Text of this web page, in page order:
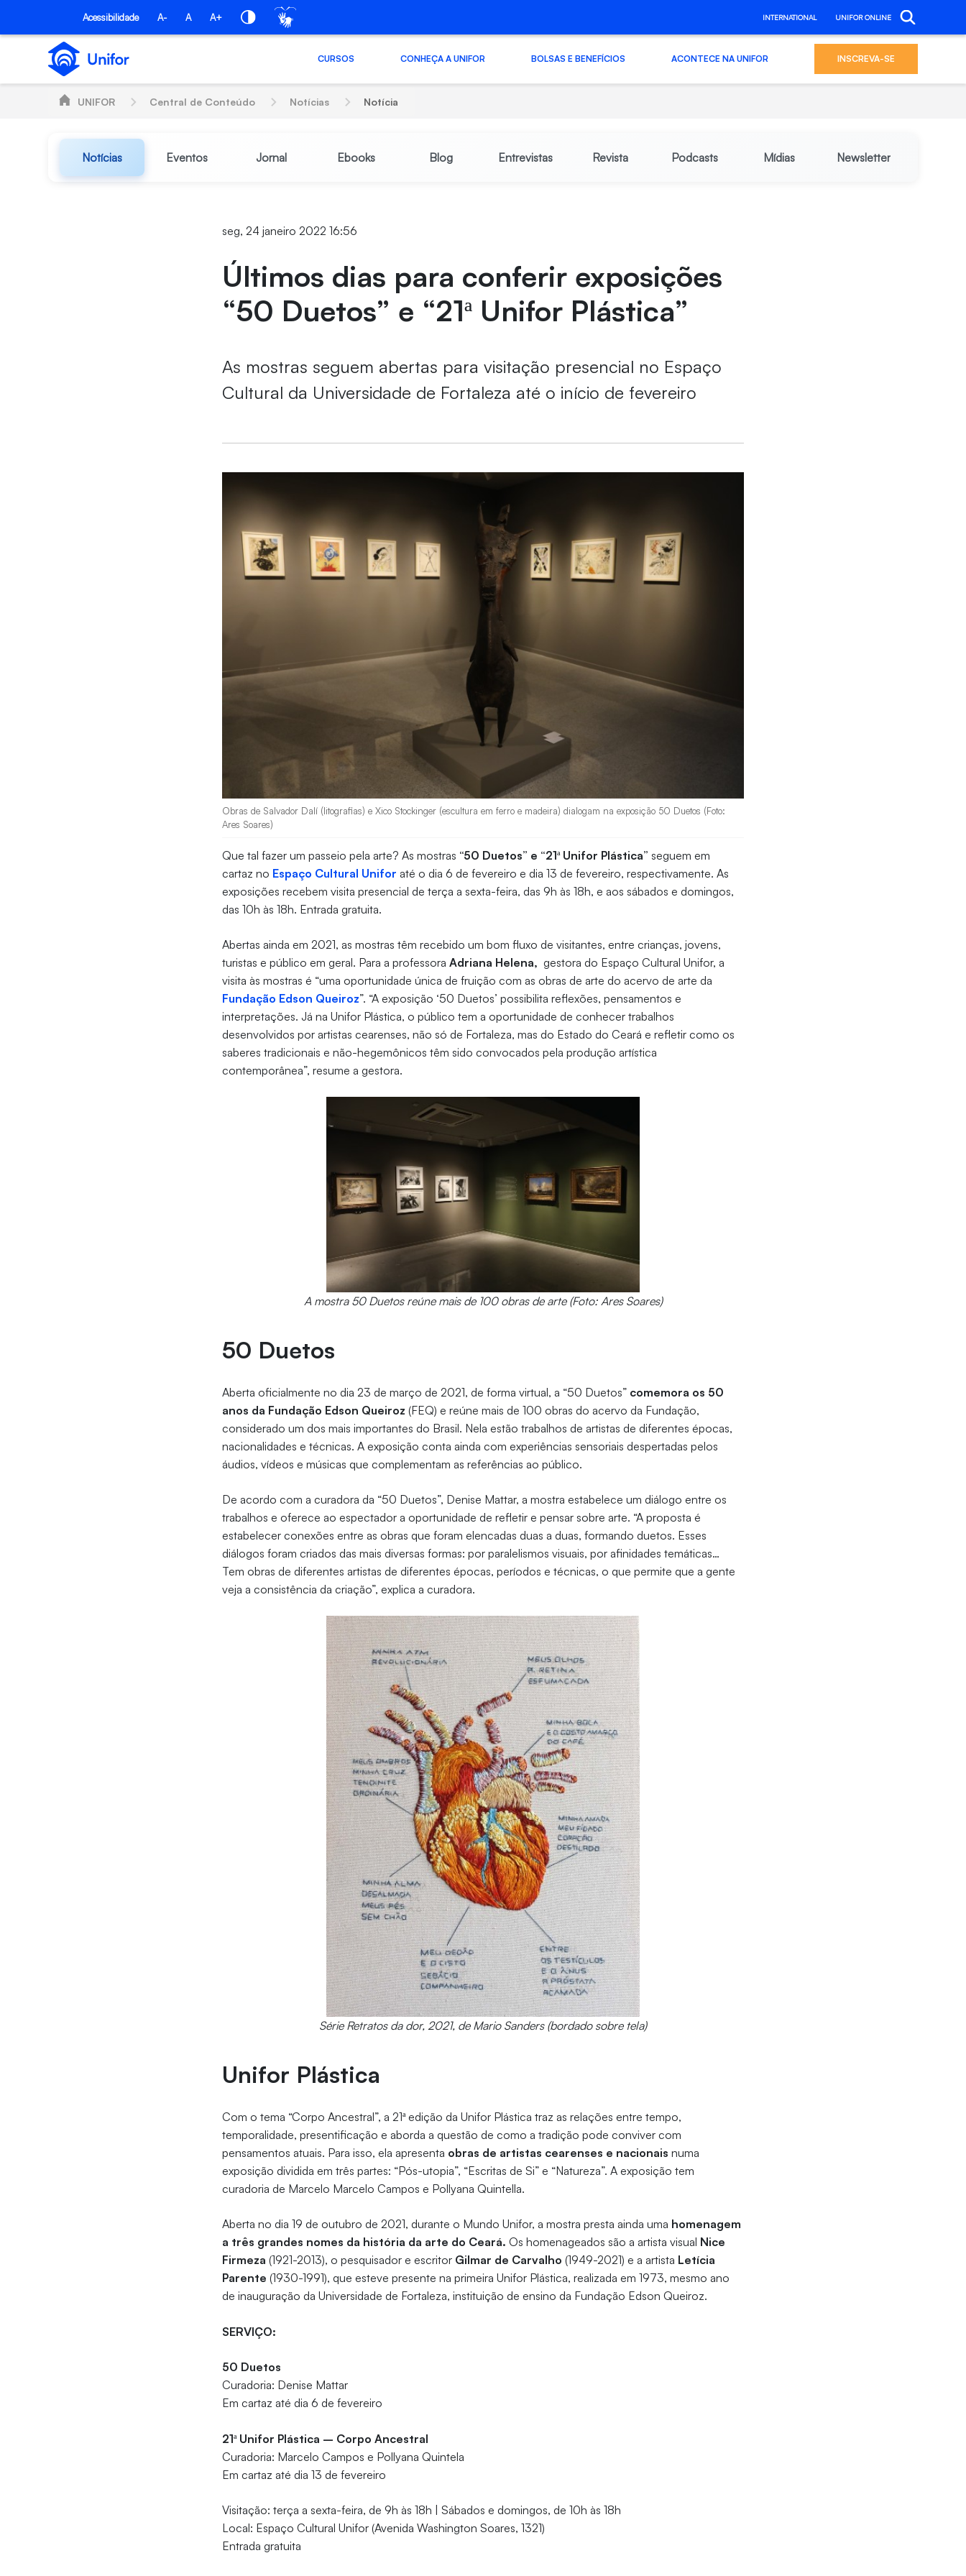
Pular para o Conteúdo principal
Acessibilidade A- A A+ INTERNATIONAL UNIFOR ONLINE
CURSOS CONHEÇA A UNIFOR BOLSAS E BENEFÍCIOS ACONTECE NA UNIFOR INSCREVA-SE
UNIFOR Central de Conteúdo Notícias Notícia
Notícias Eventos Jornal Ebooks Blog Entrevistas Revista Podcasts Mídias Newsletter
seg, 24 janeiro 2022 16:56
Últimos dias para conferir exposições
“50 Duetos” e “21ª Unifor Plástica”
As mostras seguem abertas para visitação presencial no Espaço
Cultural da Universidade de Fortaleza até o início de fevereiro
Obras de Salvador Dalí (litografias) e Xico Stockinger (escultura em ferro e madeira) dialogam na exposição 50 Duetos (Foto:
Ares Soares)
Que tal fazer um passeio pela arte? As mostras “50 Duetos” e “21ª Unifor Plástica” seguem em
cartaz no Espaço Cultural Unifor até o dia 6 de fevereiro e dia 13 de fevereiro, respectivamente. As
exposições recebem visita presencial de terça a sexta-feira, das 9h às 18h, e aos sábados e domingos,
das 10h às 18h. Entrada gratuita.
Abertas ainda em 2021, as mostras têm recebido um bom fluxo de visitantes, entre crianças, jovens,
turistas e público em geral. Para a professoraAdriana Helena, gestora do Espaço Cultural Unifor, a
visita às mostras é “uma oportunidade única de fruição com as obras de arte do acervo de arte da
Fundação Edson Queiroz”. “A exposição ‘50 Duetos’ possibilita reflexões, pensamentos e
interpretações. Já na Unifor Plástica, o público tem a oportunidade de conhecer trabalhos
desenvolvidos por artistas cearenses, não só de Fortaleza, mas do Estado do Ceará e refletir como os
saberes tradicionais e não-hegemônicos têm sido convocados pela produção artística
contemporânea”, resume a gestora.
A mostra 50 Duetos reúne mais de 100 obras de arte (Foto: Ares Soares)
50 Duetos
Aberta oficialmente no dia 23 de março de 2021, de forma virtual, a “50 Duetos” comemora os 50
anos da Fundação Edson Queiroz (FEQ) e reúne mais de 100 obras do acervo da Fundação,
considerado um dos mais importantes do Brasil. Nela estão trabalhos de artistas de diferentes épocas,
nacionalidades e técnicas. A exposição conta ainda com experiências sensoriais despertadas pelos
áudios, vídeos e músicas que complementam as referências ao público.
De acordo com a curadora da “50 Duetos”, Denise Mattar, a mostra estabelece um diálogo entre os
trabalhos e oferece ao espectador a oportunidade de refletir e pensar sobre arte. “A proposta é
estabelecer conexões entre as obras que foram elencadas duas a duas, formando duetos. Esses
diálogos foram criados das mais diversas formas: por paralelismos visuais, por afinidades temáticas…
Tem obras de diferentes artistas de diferentes épocas, períodos e técnicas, o que permite que a gente
veja a consistência da criação”, explica a curadora.
Série Retratos da dor, 2021, de Mario Sanders (bordado sobre tela)
Unifor Plástica
Com o tema “Corpo Ancestral”, a 21ª edição da Unifor Plástica traz as relações entre tempo,
temporalidade, presentificação e aborda a questão de como a tradição pode conviver com
pensamentos atuais. Para isso, ela apresenta obras de artistas cearenses e nacionaisnuma
exposição dividida em três partes: “Pós-utopia”, “Escritas de Si” e “Natureza”. A exposição tem
curadoria de Marcelo Marcelo Campos e Pollyana Quintella.
Aberta no dia 19 de outubro de 2021, durante o Mundo Unifor, a mostra presta ainda uma homenagem
a três grandes nomes da história da arte do Ceará. Os homenageados são a artista visual Nice
Firmeza(1921-2013), o pesquisador e escritor Gilmar de Carvalho (1949-2021) e a artista Letícia
Parente (1930-1991), que esteve presente na primeira Unifor Plástica, realizada em 1973, mesmo ano
de inauguração da Universidade de Fortaleza, instituição de ensino da Fundação Edson Queiroz.
SERVIÇO:
50 Duetos
Curadoria: Denise Mattar
Em cartaz até dia 6 de fevereiro
21ª Unifor Plástica – Corpo Ancestral
Curadoria: Marcelo Campos e Pollyana Quintela
Em cartaz até dia 13 de fevereiro
Visitação: terça a sexta-feira, de 9h às 18h | Sábados e domingos, de 10h às 18h
Local: Espaço Cultural Unifor (Avenida Washington Soares, 1321)
Entrada gratuita